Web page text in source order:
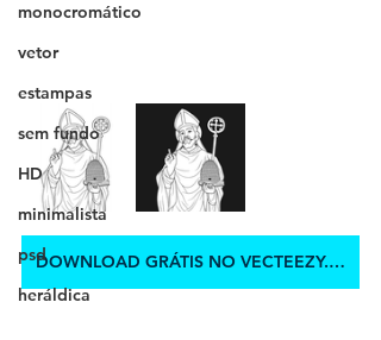
monocromático
vetor
estampas
sem fundo
HD
minimalista
psd
heráldica
DOWNLOAD GRÁTIS NO VECTEEZY.COM